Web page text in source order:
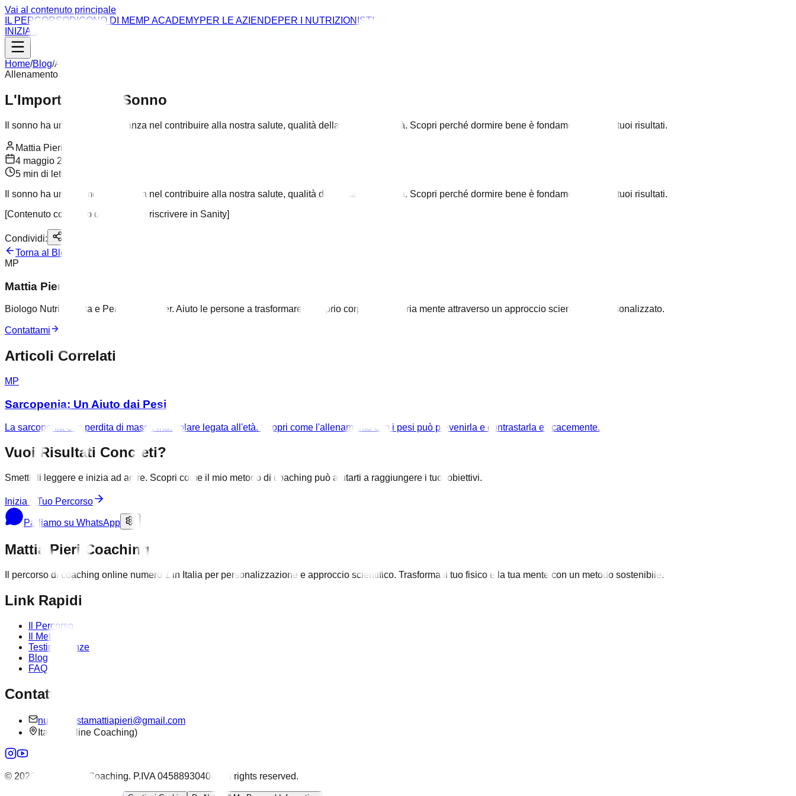
Vai al contenuto principale
IL PERCORSODICONO DI MEMP ACADEMYPER LE AZIENDEPER I NUTRIZIONISTI
INIZIA ORA
Home/Blog/Allenamento
Allenamento
L'Importanza del Sonno
Il sonno ha un'enorme importanza nel contribuire alla nostra salute, qualità della vita e longevità. Scopri perché dormire bene è fondamentale per i tuoi risultati.
Mattia Pieri
4 maggio 2020
5 min di lettura
Il sonno ha un'enorme importanza nel contribuire alla nostra salute, qualità della vita e longevità. Scopri perché dormire bene è fondamentale per i tuoi risultati.
[Contenuto completo da migrare o riscrivere in Sanity]
Condividi:
Torna al Blog
MP
Mattia Pieri
Biologo Nutrizionista e Personal Trainer. Aiuto le persone a trasformare il proprio corpo e la propria mente attraverso un approccio scientifico e personalizzato.
Contattami
Articoli Correlati
MP
Sarcopenia: Un Aiuto dai Pesi
La sarcopenia è la perdita di massa muscolare legata all'età. Scopri come l'allenamento con i pesi può prevenirla e contrastarla efficacemente.
Vuoi Risultati Concreti?
Smetti di leggere e inizia ad agire. Scopri come il mio metodo di coaching può aiutarti a raggiungere i tuoi obiettivi.
Inizia il Tuo Percorso
Parliamo su WhatsApp
Mattia Pieri Coaching
Il percorso di coaching online numero 1 in Italia per personalizzazione e approccio scientifico. Trasforma il tuo fisico e la tua mente con un metodo sostenibile.
Link Rapidi
Il Percorso
Il Metodo
Testimonianze
Blog
FAQ
Contatti
nutrizionistamattiapieri@gmail.com
Italia (Online Coaching)
© 2026 Mattia Pieri Coaching. P.IVA 04588930406 . All rights reserved.